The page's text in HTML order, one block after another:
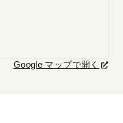
Google マップで開く